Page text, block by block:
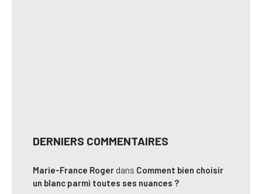
DERNIERS COMMENTAIRES
Marie-France Roger dans Comment bien choisir
un blanc parmi toutes ses nuances ?